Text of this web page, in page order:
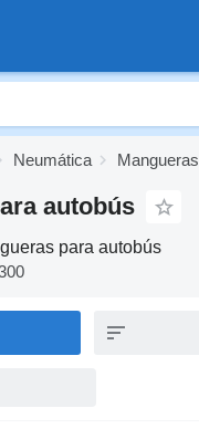
Neumática Mangueras
autobús
para autobús